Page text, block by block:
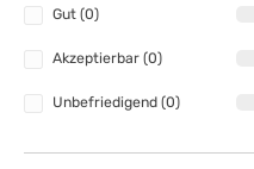
Gut (0)
Akzeptierbar (0)
Unbefriedigend (0)